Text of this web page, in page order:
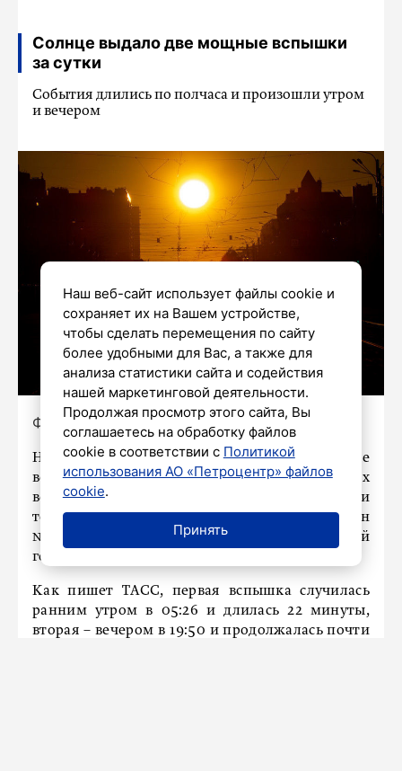
Солнце выдало две мощные вспышки
за сутки
События длились по полчаса и произошли утром
и вечером
Фото: Олег Золото/«Петербургский дневник»
На Солнце заметили сразу две мощные
вспышки класса М1.2. Особенность этих
всплесков в том, что они произошли в одной и
той же активной группе пятен
№4232, сообщили в Институте прикладной
геофизики.
Как пишет ТАСС, первая вспышка случилась
ранним утром в 05:26 и длилась 22 минуты,
вторая – вечером в 19:50 и продолжалась почти
Наш веб-сайт использует файлы cookie и
сохраняет их на Вашем устройстве,
чтобы сделать перемещения по сайту
более удобными для Вас, а также для
анализа статистики сайта и содействия
нашей маркетинговой деятельности.
Продолжая просмотр этого сайта, Вы
соглашаетесь на обработку файлов
cookie в соответствии с Политикой
использования АО «Петроцентр» файлов
cookie.
Принять